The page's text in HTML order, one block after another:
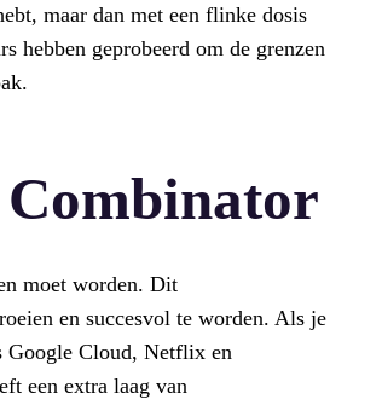
maar dan met een flinke dosis
hebben geprobeerd om de grenzen
moet worden. Dit
en succesvol te worden. Als je
Google Cloud, Netflix en
een extra laag van